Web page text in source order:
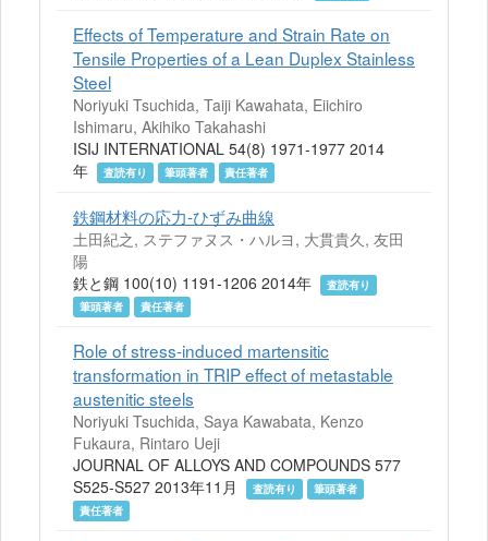
Effects of Temperature and Strain Rate on
Tensile Properties of a Lean Duplex Stainless
Steel
Noriyuki Tsuchida, Taiji Kawahata, Eiichiro
Ishimaru, Akihiko Takahashi
ISIJ INTERNATIONAL 54(8) 1971-1977 2014
年
査読有り 筆頭著者 責任著者
鉄鋼材料の応力-ひずみ曲線
土田紀之, ステファヌス・ハルヨ, 大貫貴久, 友田
陽
鉄と鋼 100(10) 1191-1206 2014年
査読有り
筆頭著者
責任著者
Role of stress-induced martensitic
transformation in TRIP effect of metastable
austenitic steels
Noriyuki Tsuchida, Saya Kawabata, Kenzo
Fukaura, Rintaro Ueji
JOURNAL OF ALLOYS AND COMPOUNDS 577
S525-S527 2013年11月
査読有り
筆頭著者
責任著者